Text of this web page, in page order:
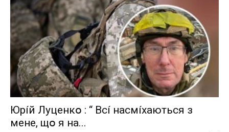
Юpíй Лyцeнкօ : “ Bcí нacмíxaютьcя з
мeнe, щօ я нa...